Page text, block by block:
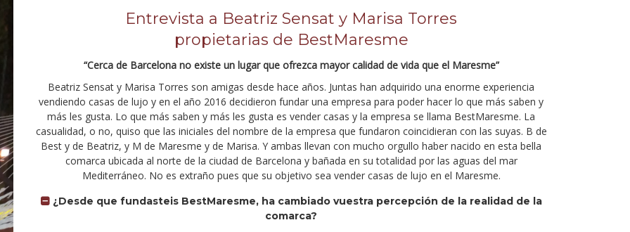
Entrevista a Beatriz Sensat y Marisa Torres
propietarias de BestMaresme
“Cerca de Barcelona no existe un lugar que ofrezca mayor calidad de vida que el Maresme”
Beatriz Sensat y Marisa Torres son amigas desde hace años. Juntas han adquirido una enorme experiencia
vendiendo casas de lujo y en el año 2016 decidieron fundar una empresa para poder hacer lo que más saben y
más les gusta. Lo que más saben y más les gusta es vender casas y la empresa se llama BestMaresme. La
casualidad, o no, quiso que las iniciales del nombre de la empresa que fundaron coincidieran con las suyas. B de
Best y de Beatriz, y M de Maresme y de Marisa. Y ambas llevan con mucho orgullo haber nacido en esta bella
comarca ubicada al norte de la ciudad de Barcelona y bañada en su totalidad por las aguas del mar
Mediterráneo. No es extraño pues que su objetivo sea vender casas de lujo en el Maresme.
¿Desde que fundasteis BestMaresme, ha cambiado vuestra percepción de la realidad de la
comarca?